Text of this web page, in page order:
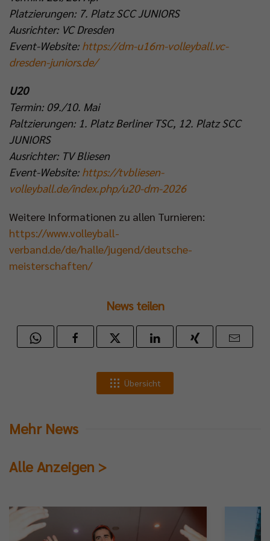
Platzierungen: 7. Platz SCC JUNIORS
Ausrichter: VC Dresden
Event-Website: https://dm-u16m-volleyball.vc-
dresden-juniors.de/
U20
Termin: 09./10. Mai
Paltzierungen: 1. Platz Berliner TSC, 12. Platz SCC
JUNIORS
Ausrichter: TV Bliesen
Event-Website: https://tvbliesen-
volleyball.de/index.php/u20-dm-2026
Weitere Informationen zu allen Turnieren:
https://www.volleyball-
verband.de/de/halle/jugend/deutsche-
meisterschaften/
News teilen
Übersicht
Mehr News
Alle Anzeigen >